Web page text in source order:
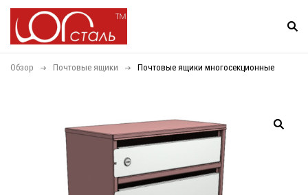
Обзор Почтовые ящики Почтовые ящики многосекционные